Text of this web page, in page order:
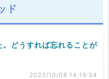
ド
どうすれば忘れることが
2023/10/08 14:19:34